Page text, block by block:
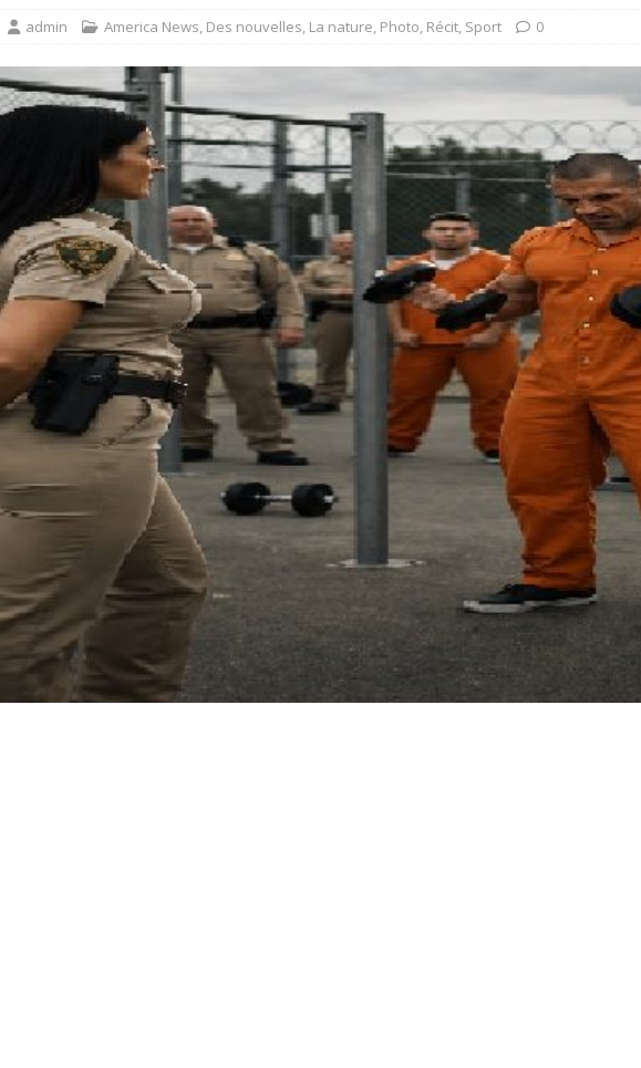
admin America News, Des nouvelles, La nature, Photo, Récit, Sport 0